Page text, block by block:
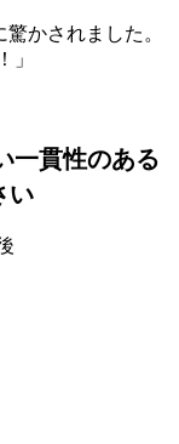
驚かされました。
」
一貫性のある
い